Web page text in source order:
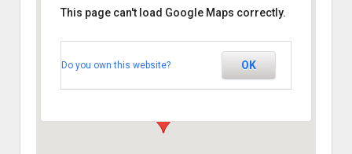
Carretera a Palazuelos de Eresma
Km. 2 - Segovia
This page can't load Google Maps correctly.
Do you own this website? OK